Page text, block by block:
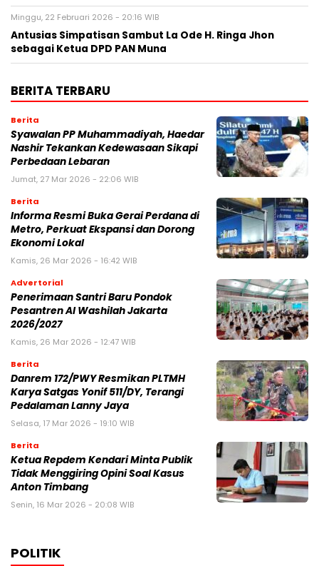
Minggu, 22 Februari 2026 - 20:16 WIB
Antusias Simpatisan Sambut La Ode H. Ringa Jhon
sebagai Ketua DPD PAN Muna
BERITA TERBARU
Berita
Syawalan PP Muhammadiyah, Haedar
Nashir Tekankan Kedewasaan Sikapi
Perbedaan Lebaran
Jumat, 27 Mar 2026 - 22:06 WIB
Berita
Informa Resmi Buka Gerai Perdana di
Metro, Perkuat Ekspansi dan Dorong
Ekonomi Lokal
Kamis, 26 Mar 2026 - 16:42 WIB
Advertorial
Penerimaan Santri Baru Pondok
Pesantren Al Washilah Jakarta
2026/2027
Kamis, 26 Mar 2026 - 12:47 WIB
Berita
Danrem 172/PWY Resmikan PLTMH
Karya Satgas Yonif 511/DY, Terangi
Pedalaman Lanny Jaya
Selasa, 17 Mar 2026 - 19:10 WIB
Berita
Ketua Repdem Kendari Minta Publik
Tidak Menggiring Opini Soal Kasus
Anton Timbang
Senin, 16 Mar 2026 - 20:08 WIB
POLITIK